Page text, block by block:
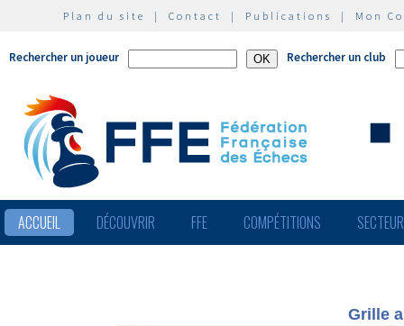
Plan du site | Contact | Publications | Mon
Rechercher un joueur Rechercher un club
ACCUEIL DÉCOUVRIR FFE COMPÉTITIONS
Grille